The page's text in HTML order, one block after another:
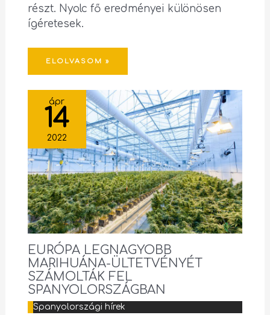
részt. Nyolc fő eredményei különösen
ígéretesek.
ELOLVASOM »
ápr
14
2022
EURÓPA LEGNAGYOBB
MARIHUÁNA-ÜLTETVÉNYÉT
SZÁMOLTÁK FEL
SPANYOLORSZÁGBAN
Spanyolországi hírek